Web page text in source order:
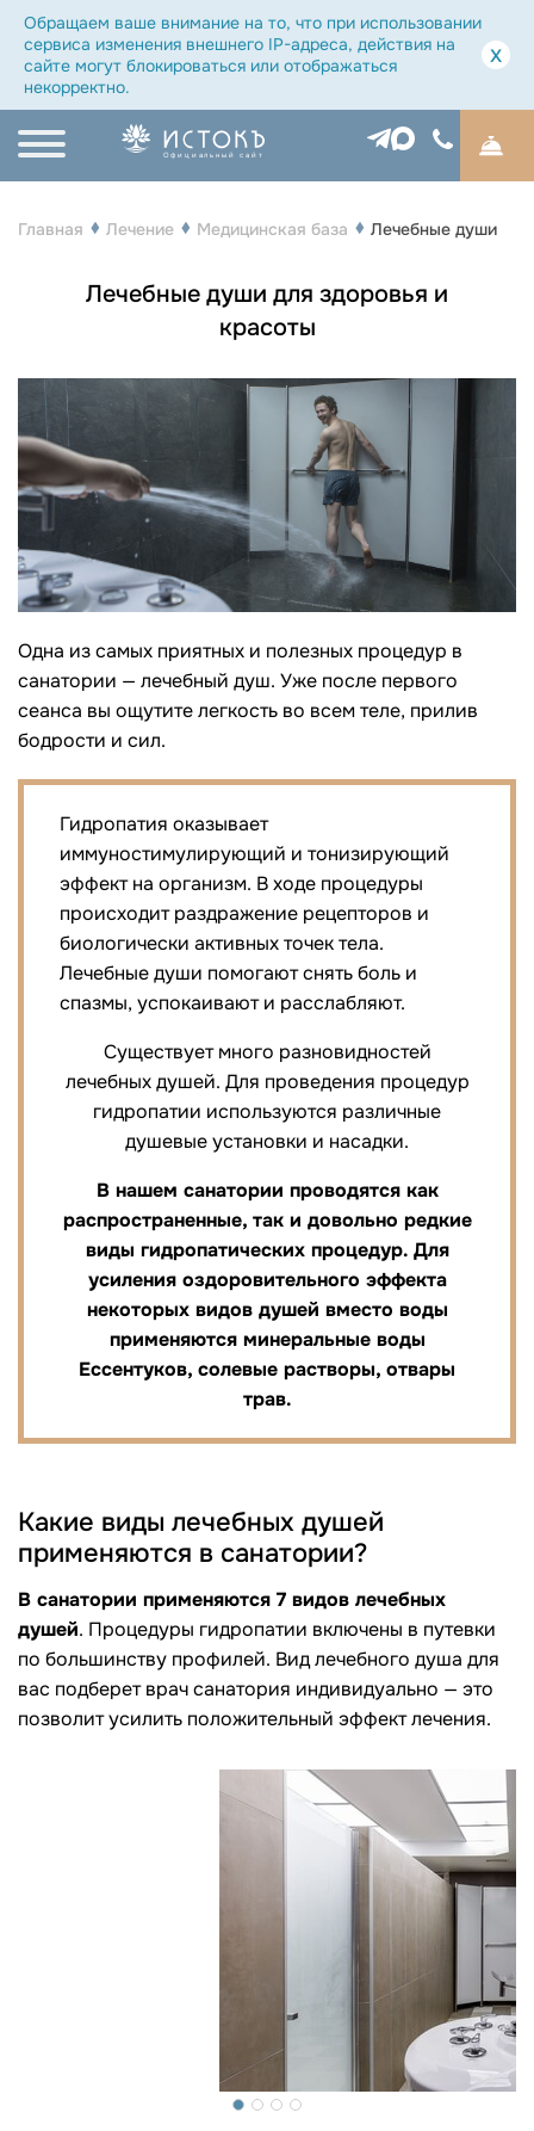
Обращаем ваше внимание на то, что при использовании
сервиса изменения внешнего IP-адреса, действия на
сайте могут блокироваться или отображаться
некорректно.
x
Официальный сайт
Главная Лечение Медицинская база Лечебные души
Лечебные души для здоровья и
красоты
Одна из самых приятных и полезных процедур в
санатории — лечебный душ. Уже после первого
сеанса вы ощутите легкость во всем теле, прилив
бодрости и сил.
Гидропатия оказывает
иммуностимулирующий и тонизирующий
эффект на организм. В ходе процедуры
происходит раздражение рецепторов и
биологически активных точек тела.
Лечебные души помогают снять боль и
спазмы, успокаивают и расслабляют.
Существует много разновидностей
лечебных душей. Для проведения процедур
гидропатии используются различные
душевые установки и насадки.
В нашем санатории проводятся как
распространенные, так и довольно редкие
виды гидропатических процедур. Для
усиления оздоровительного эффекта
некоторых видов душей вместо воды
применяются минеральные воды
Ессентуков, солевые растворы, отвары
трав.
Какие виды лечебных душей
применяются в санатории?
В санатории применяются 7 видов лечебных
душей. Процедуры гидропатии включены в путевки
по большинству профилей. Вид лечебного душа для
вас подберет врач санатория индивидуально — это
позволит усилить положительный эффект лечения.